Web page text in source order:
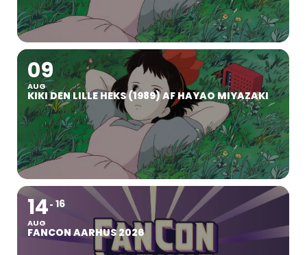
09
AUG
KIKI DEN LILLE HEKS (1989) AF HAYAO MIYAZAKI
14
AUG
16
FANCON AARHUS 2026